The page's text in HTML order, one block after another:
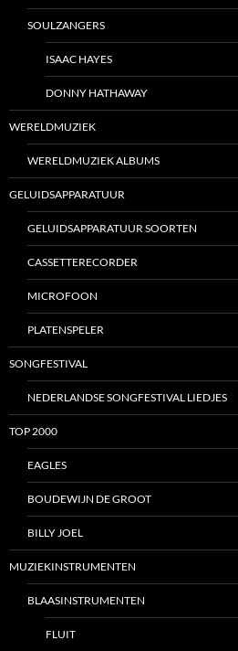
SOULZANGERS
ISAAC HAYES
DONNY HATHAWAY
WERELDMUZIEK
WERELDMUZIEK ALBUMS
GELUIDSAPPARATUUR
GELUIDSAPPARATUUR SOORTEN
CASSETTERECORDER
MICROFOON
PLATENSPELER
SONGFESTIVAL
NEDERLANDSE SONGFESTIVAL LIEDJES
TOP 2000
EAGLES
BOUDEWIJN DE GROOT
BILLY JOEL
MUZIEKINSTRUMENTEN
BLAASINSTRUMENTEN
FLUIT